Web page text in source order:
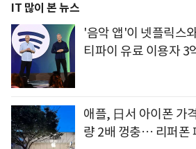
IT 많이 본 뉴스
'음악 앱'이 넷플릭스
티파이 유료 이용자 3
애플, 日서 아이폰 가
량 2배 껑충… 리퍼폰